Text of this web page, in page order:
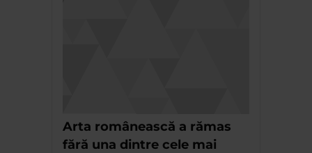
Arta românească a rămas
fără una dintre cele mai